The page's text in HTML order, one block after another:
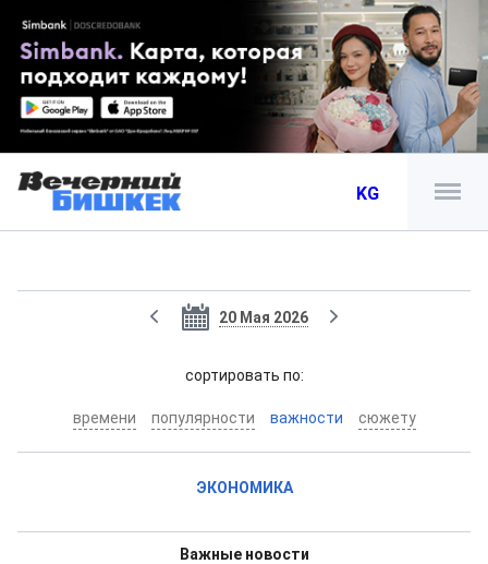
KG
20 Мая 2026
cортировать по:
времени популярности важности сюжету
ЭКОНОМИКА
Важные новости